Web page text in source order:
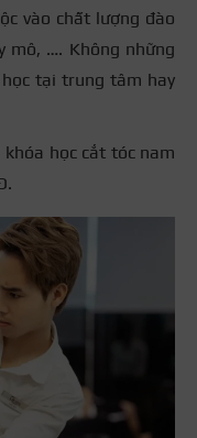
vào chất lượng đào
mô, …. Không những
học tại trung tâm hay
học cắt tóc nam